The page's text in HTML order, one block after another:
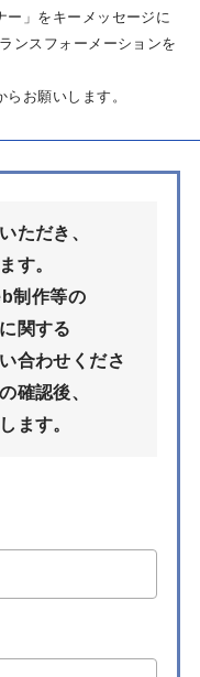
ー」をキーメッセージに
ンスフォーメーションを
お願いします。
ただき、
す。
制作等の
関する
合わせくださ
確認後、
ます。